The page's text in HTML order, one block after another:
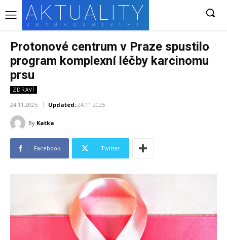
AKTUALITY
zpravodajství
Protonové centrum v Praze spustilo
program komplexní léčby karcinomu
prsu
ZDRAVÍ
24.11.2025 Updated: 24.11.2025
By Katka
Facebook Twitter